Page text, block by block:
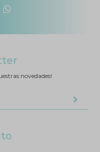

novedades!